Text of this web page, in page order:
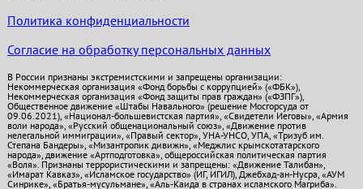
Политика конфиденциальности
Согласие на обработку персональных данных
В России признаны экстремистскими и запрещены организации:
Некоммерческая организация «Фонд борьбы с коррупцией» («ФБК»),
Некоммерческая организация «Фонд защиты прав граждан» («ФЗПГ»),
Общественное движение «Штабы Навального» (решение Мосгорсуда от
09.06.2021), «Национал-большевистская партия», «Свидетели Иеговы», «Армия
воли народа», «Русский общенациональный союз», «Движение против
нелегальной иммиграции», «Правый сектор», УНА-УНСО, УПА, «Тризуб им.
Степана Бандеры», «Мизантропик дивижн», «Меджлис крымскотатарского
народа», движение «Артподготовка», общероссийская политическая партия
«Воля». Признаны террористическими и запрещены: «Движение Талибан»,
«Имарат Кавказ», «Исламское государство» (ИГ, ИГИЛ), Джебхад-ан-Нусра, «АУМ
Синрике», «Братья-мусульмане», «Аль-Каида в странах исламского Магриба».